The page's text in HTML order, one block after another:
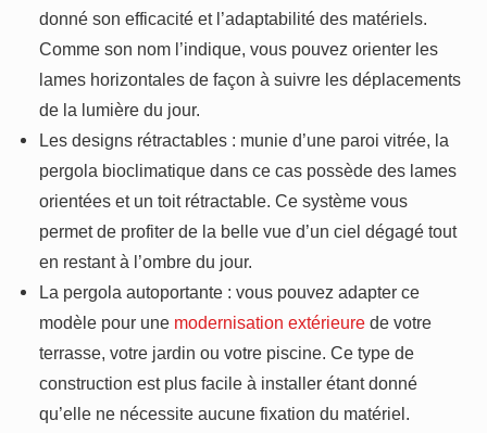
donné son efficacité et l’adaptabilité des matériels.
Comme son nom l’indique, vous pouvez orienter les
lames horizontales de façon à suivre les déplacements
de la lumière du jour.
Les designs rétractables : munie d’une paroi vitrée, la
pergola bioclimatique dans ce cas possède des lames
orientées et un toit rétractable. Ce système vous
permet de profiter de la belle vue d’un ciel dégagé tout
en restant à l’ombre du jour.
La pergola autoportante : vous pouvez adapter ce
modèle pour une modernisation extérieure de votre
terrasse, votre jardin ou votre piscine. Ce type de
construction est plus facile à installer étant donné
qu’elle ne nécessite aucune fixation du matériel.